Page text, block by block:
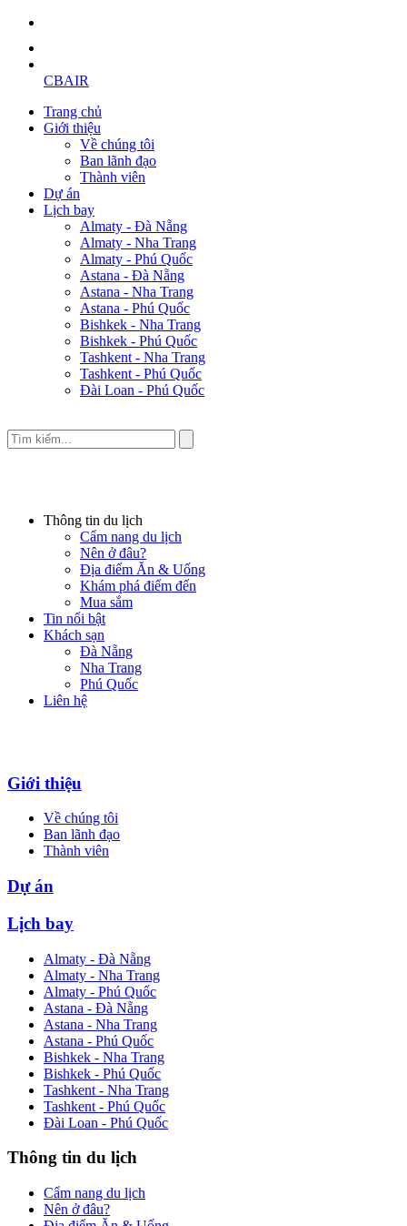
CBAIR
Trang chủ
Giới thiệu
Về chúng tôi
Ban lãnh đạo
Thành viên
Dự án
Lịch bay
Almaty - Đà Nẵng
Almaty - Nha Trang
Almaty - Phú Quốc
Astana - Đà Nẵng
Astana - Nha Trang
Astana - Phú Quốc
Bishkek - Nha Trang
Bishkek - Phú Quốc
Tashkent - Nha Trang
Tashkent - Phú Quốc
Đài Loan - Phú Quốc
Thông tin du lịch
Cẩm nang du lịch
Nên ở đâu?
Địa điểm Ăn & Uống
Khám phá điểm đến
Mua sắm
Tin nổi bật
Khách sạn
Đà Nẵng
Nha Trang
Phú Quốc
Liên hệ
Giới thiệu
Về chúng tôi
Ban lãnh đạo
Thành viên
Dự án
Lịch bay
Almaty - Đà Nẵng
Almaty - Nha Trang
Almaty - Phú Quốc
Astana - Đà Nẵng
Astana - Nha Trang
Astana - Phú Quốc
Bishkek - Nha Trang
Bishkek - Phú Quốc
Tashkent - Nha Trang
Tashkent - Phú Quốc
Đài Loan - Phú Quốc
Thông tin du lịch
Cẩm nang du lịch
Nên ở đâu?